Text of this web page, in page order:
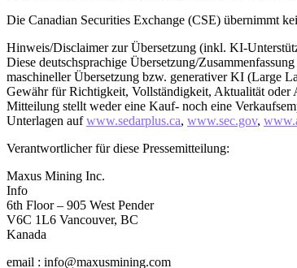
Die Canadian Securities Exchange (CSE) übernimmt
Hinweis/Disclaimer zur Übersetzung (inkl. KI-
Diese deutschsprachige Übersetzung/
maschineller Übersetzung bzw. generativer KI (Large
Gewähr für Richtigkeit, Vollständigkeit, Aktualität oder
Mitteilung stellt weder eine Kauf- noch eine
Unterlagen aufwww.sedarplus.ca, www.sec.gov,
Verantwortlicher für diese Pressemitteilung:
Maxus Mining Inc.
Info
6th Floor – 905 West Pender
V6C 1L6 Vancouver, BC
Kanada
email : info@maxusmining.com